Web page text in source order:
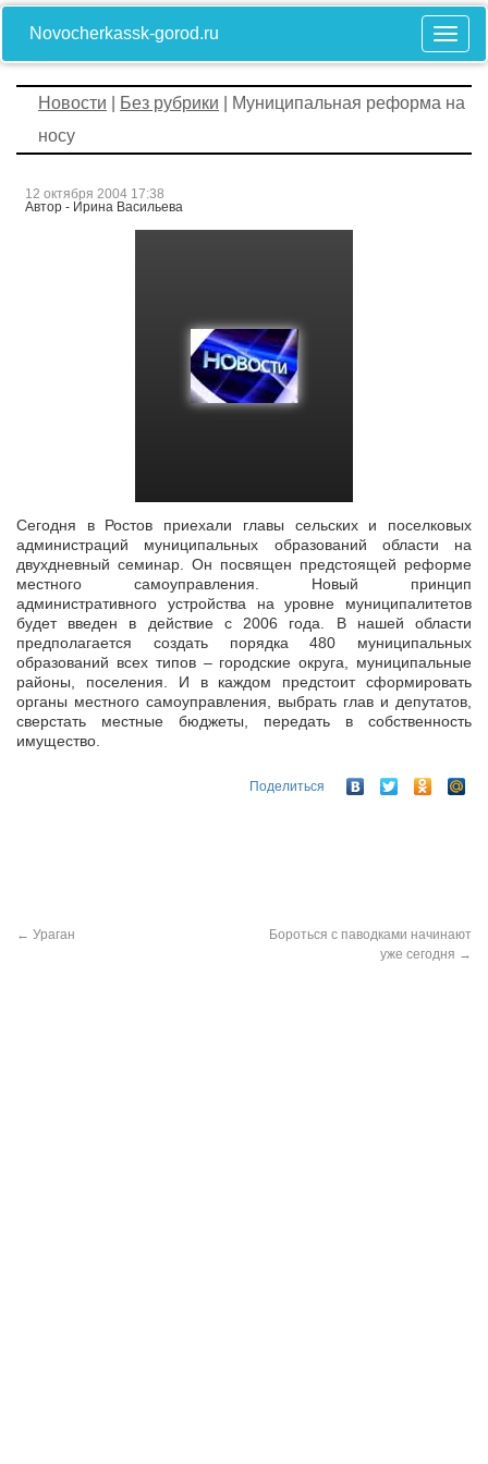
Novocherkassk-gorod.ru
Новости Без рубрики | Муниципальная реформа на
носу
12 октября 2004 17:38
Автор - Ирина Васильева
Сегодня в Ростов приехали главы сельских и поселковых
администраций муниципальных образований области на
двухдневный семинар. Он посвящен предстоящей реформе
местного самоуправления. Новый принцип
административного устройства на уровне муниципалитетов
будет введен в действие с 2006 года. В нашей области
предполагается создать порядка 480 муниципальных
образований всех типов – городские округа, муниципальные
районы, поселения. И в каждом предстоит сформировать
органы местного самоуправления, выбрать глав и депутатов,
сверстать местные бюджеты, передать в собственность
имущество.
Поделиться
← Ураган
Бороться с паводками начинают
уже сегодня →